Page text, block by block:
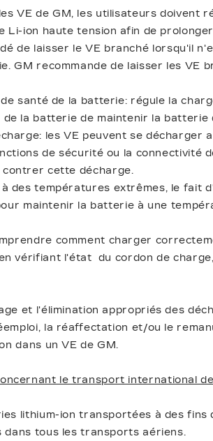
VE de GM, les utilisateurs doivent
Li-ion haute tension afin de
de laisser le VE branché lorsqu'il
GM recommande de laisser les VE
santé de la batterie: régule la
de la batterie de maintenir la batterie
les VE peuvent se décharger
de sécurité ou la connectivité
contrer cette décharge.
des températures extrêmes, le fait
maintenir la batterie à une
comment charger
vérifiant l'état du cordon de
et l'élimination appropriés des
la réaffectation et/ou le
dans un VE de GM.
le transport international
lithium-ion transportées à des fins
tous les transports aériens.